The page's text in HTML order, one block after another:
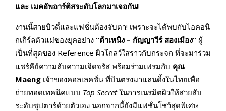
และ เมคอัพอาร์ติสระดับโลกมาเจอกัน!
งานนี้สายบิวตี้และแฟชั่นต้องจับตา! เพราะจะได้พบกับไอคอนิ
กเกิร์ลตัวแม่ของยุคอย่าง “ต้าเหนิง – กัญญาวีร์ สองเมือง” ผู้
เป็นที่สุดของ Reference ผิวโกลว์ใสราวกับกระจก ที่จะมาร่วม
แชร์คีย์ความลับความเจิดจรัส พร้อมร่วมเฟรมกับ คุณ
Maeng เจ้าของคอลเลคชั่น ที่บินตรงมาแลนดิ้งในไทยเพื่อ
ถ่ายทอดเทคนิคแบบ Top Secretในการเนรมิตผิวให้สวยสับ
ระดับซุปตาร์ด้วยตัวเอง นอกจากนี้ยังมีแฟชั่นโชว์สุดพิเศษ